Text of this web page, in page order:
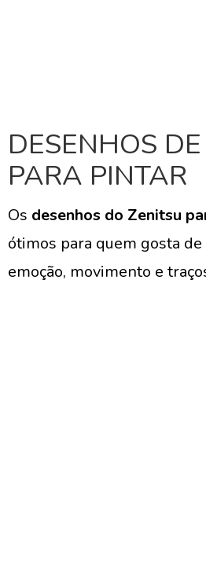
DESENHOS
PARA PINTAR
Os desenhos do Zenitsu
ótimos para quem gosta
emoção, movimento e